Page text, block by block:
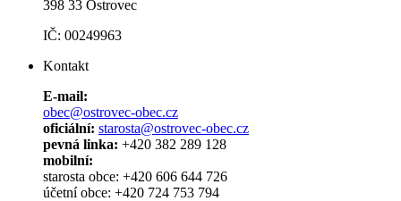
398 33 Ostrovec
IČ: 00249963
Kontakt
E-mail:
obec@ostrovec-obec.cz
oficiální: starosta@ostrovec-obec.cz
pevná linka: +420 382 289 128
mobilní:
starosta obce: +420 606 644 726
účetní obce: +420 724 753 794